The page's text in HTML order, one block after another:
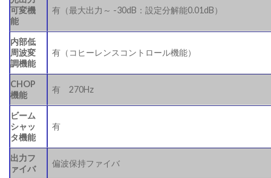
可変機
能
有（最大出力～ -30dB：設定分解能0.01dB）
内部低
周波変
調機能
有（コヒーレンスコントロール機能）
CHOP
機能
有 270Hz
ビーム
シャッ
タ機能
有
出力フ
ァイバ
偏波保持ファイバ